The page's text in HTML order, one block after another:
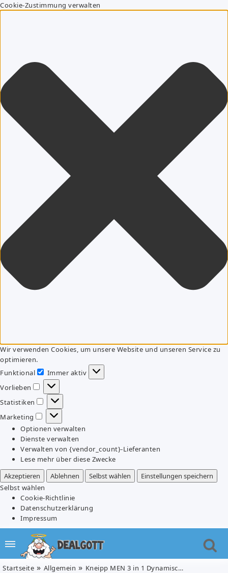
Cookie-Zustimmung verwalten
Wir verwenden Cookies, um unsere Website und unseren Service zu
optimieren.
Funktional
Funktional
Immer aktiv
Vorlieben
Vorlieben
Statistiken
Statistiken
Marketing
Marketing
Optionen verwalten
Dienste verwalten
Verwalten von {vendor_count}-Lieferanten
Lese mehr über diese Zwecke
Akzeptieren
Ablehnen Selbst wählen
Einstellungen speichern
Selbst wählen
Cookie-Richtlinie
Datenschutzerklärung
Impressum
Startseite Allgemein Kneipp MEN 3 in 1 Dynamisch Pflegedusche (6 x 200 ml) für 13,11€ (Vergleich: 17,70€)